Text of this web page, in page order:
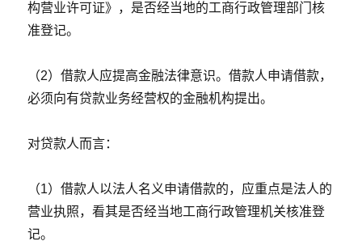
构营业许可证》，是否经当地的工商行政管理部门核
准登记。
（2）借款人应提高金融法律意识。借款人申请借款，
必须向有贷款业务经营权的金融机构提出。
对贷款人而言：
（1）借款人以法人名义申请借款的，应重点是法人的
营业执照，看其是否经当地工商行政管理机关核准登
记。